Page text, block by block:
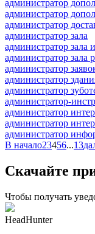
администратор
администратор
администратор
администратор зала
администратор зала
администратор зала
администратор
администратор
администратор
администратор-
администратор
администратор
администратор
В начало23456...13
Скачайте
Чтобы получать
HeadHunter